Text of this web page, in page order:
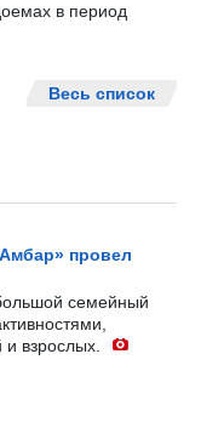
в период
Весь список
провел
семейный
взрослых.